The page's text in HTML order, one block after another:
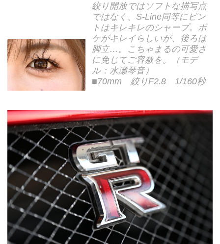
絞り開放ではソフトな描写点
ではなく、S-Line同等にピン
トはキレキレのシャープ。ボ
ケがキレイらしいが、後ろは
脚立…。こちゃまるの可愛さ
に免じてご容赦を。（モデ
ル：水瀬琴音）
■70mm 絞りF2.8 1/160秒